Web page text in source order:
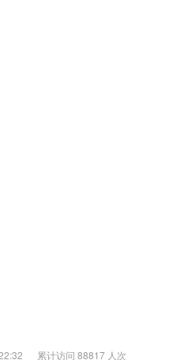
累计访问 88817 人次